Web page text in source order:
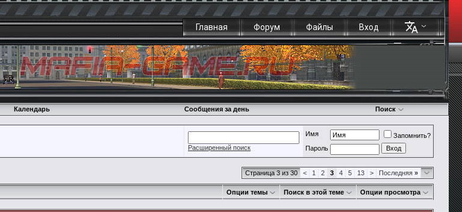
Главная Форум Файлы Вход
Календарь Сообщения за день Поиск
Расширенный поиск
Имя
Запомнить?
Пароль
Страница 3 из 30 < 1 2 3 4 5 13 > Последняя »
Опции темы Поиск в этой теме Опции просмотра